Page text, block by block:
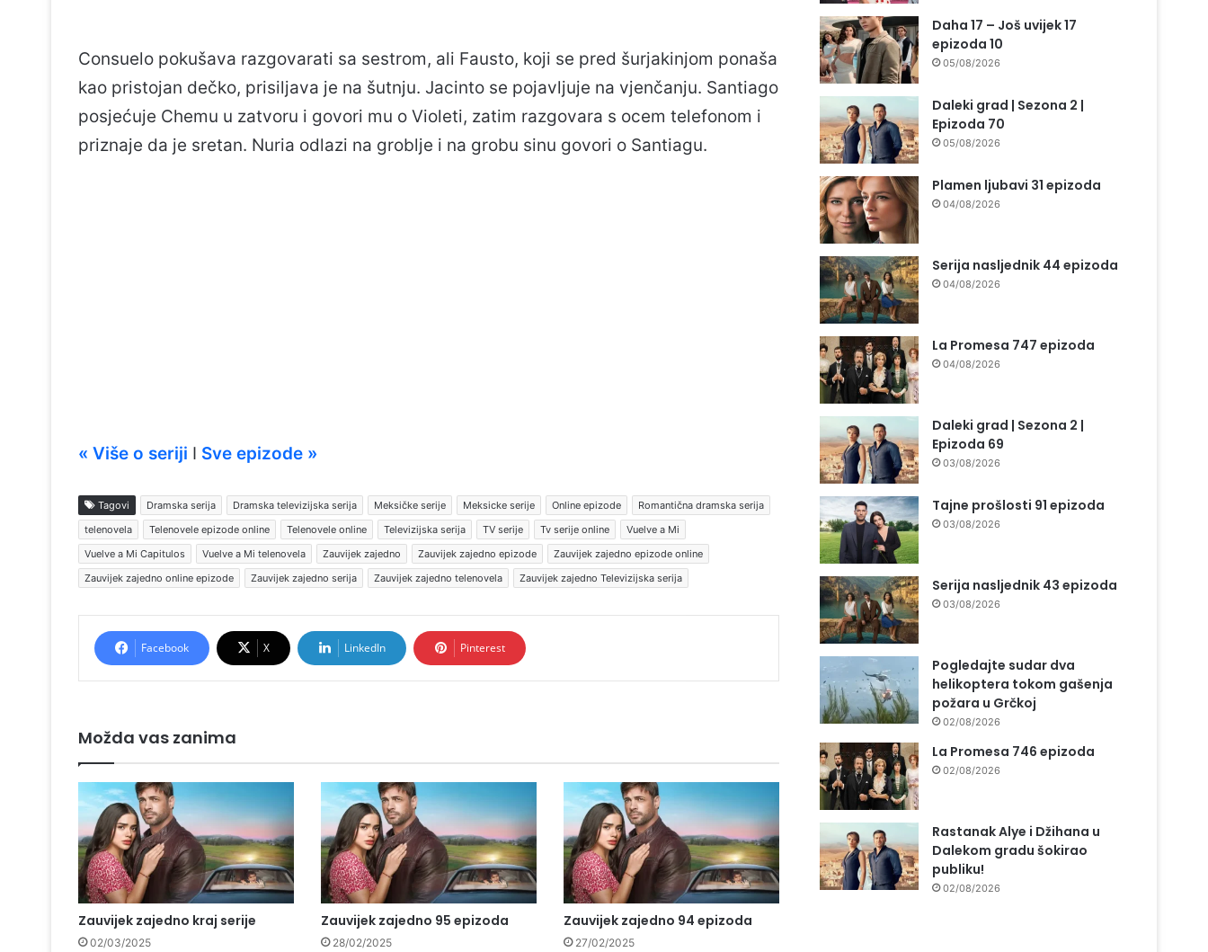
Consuelo pokušava razgovarati sa sestrom, ali Fausto, koji se pred šurjakinjom ponaša
kao pristojan dečko, prisiljava je na šutnju. Jacinto se pojavljuje na vjenčanju. Santiago
posjećuje Chemu u zatvoru i govori mu o Violeti, zatim razgovara s ocem telefonom i
priznaje da je sretan. Nuria odlazi na groblje i na grobu sinu govori o Santiagu.
« Više o seriji I Sve epizode »
Tagovi Dramska serija Dramska televizijska serija Meksičke serije Meksicke serije Online epizode
Romantična dramska serija
telenovela
Telenovele epizode online Telenovele online Televizijska serija TV serije Tv serije online
Vuelve a Mi
Vuelve a Mi Capitulos
Vuelve a Mi telenovela Zauvijek zajedno Zauvijek zajedno epizode
Zauvijek zajedno epizode online
Zauvijek zajedno online epizode
Zauvijek zajedno serija Zauvijek zajedno telenovela Zauvijek zajedno Televizijska serija
Facebook X LinkedIn Pinterest
Možda vas zanima
Zauvijek zajedno kraj serije
02/03/2025
Zauvijek zajedno 95 epizoda
28/02/2025
Zauvijek zajedno 94 epizoda
27/02/2025
Daha 17 – Još uvijek 17
epizoda 10
05/08/2026
Daleki grad | Sezona 2 |
Epizoda 70
05/08/2026
Plamen ljubavi 31 epizoda
04/08/2026
Serija nasljednik 44 epizoda
04/08/2026
La Promesa 747 epizoda
04/08/2026
Daleki grad | Sezona 2 |
Epizoda 69
03/08/2026
Tajne prošlosti 91 epizoda
03/08/2026
Serija nasljednik 43 epizoda
03/08/2026
Pogledajte sudar dva
helikoptera tokom gašenja
požara u Grčkoj
02/08/2026
La Promesa 746 epizoda
02/08/2026
Rastanak Alye i Džihana u
Dalekom gradu šokirao
publiku!
02/08/2026